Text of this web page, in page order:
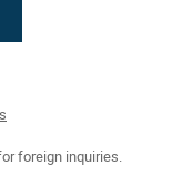
foreign inquiries.